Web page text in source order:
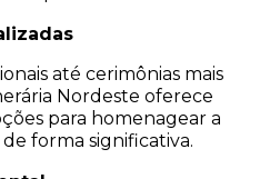
até cerimônias mais
Nordeste oferece
para homenagear a
forma significativa.